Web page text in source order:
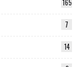
165
7
14